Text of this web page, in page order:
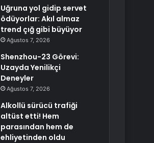
Uğruna yol gidip servet
ödüyorlar: Akıl almaz
trend çığ gibi büyüyor
Ağustos 7, 2026
Shenzhou-23 Görevi:
Uzayda Yenilikçi
Deneyler
Ağustos 7, 2026
Alkollü sürücü trafiği
altüst etti! Hem
parasından hem de
ehliyetinden oldu